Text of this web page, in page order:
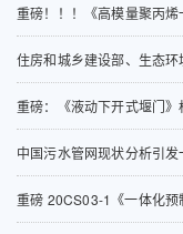
重磅！！！《高模量聚丙
住房和城乡建设部、生态环境部、国家发展改革委
重磅：《液动下开式堰门》
中国污水管网现状分析引
重磅 20CS03-1《一体化